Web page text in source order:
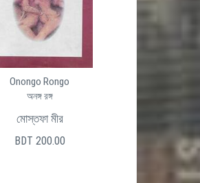
Onongo Rongo
অনঙ্গ রঙ্গ
মোস্তফা মীর
BDT 200.00